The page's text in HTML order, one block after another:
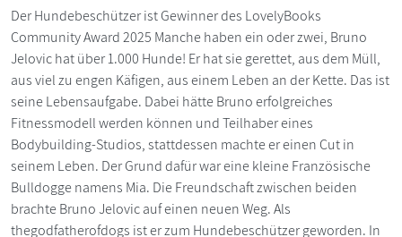
Der Hundebeschützer ist Gewinner des LovelyBooks
Community Award 2025 Manche haben ein oder zwei, Bruno
Jelovic hat über 1.000 Hunde! Er hat sie gerettet, aus dem Müll,
aus viel zu engen Käfigen, aus einem Leben an der Kette. Das ist
seine Lebensaufgabe. Dabei hätte Bruno erfolgreiches
Fitnessmodell werden können und Teilhaber eines
Bodybuilding-Studios, stattdessen machte er einen Cut in
seinem Leben. Der Grund dafür war eine kleine Französische
Bulldogge namens Mia. Die Freundschaft zwischen beiden
brachte Bruno Jelovic auf einen neuen Weg. Als
thegodfatherofdogs ist er zum Hundebeschützer geworden. In